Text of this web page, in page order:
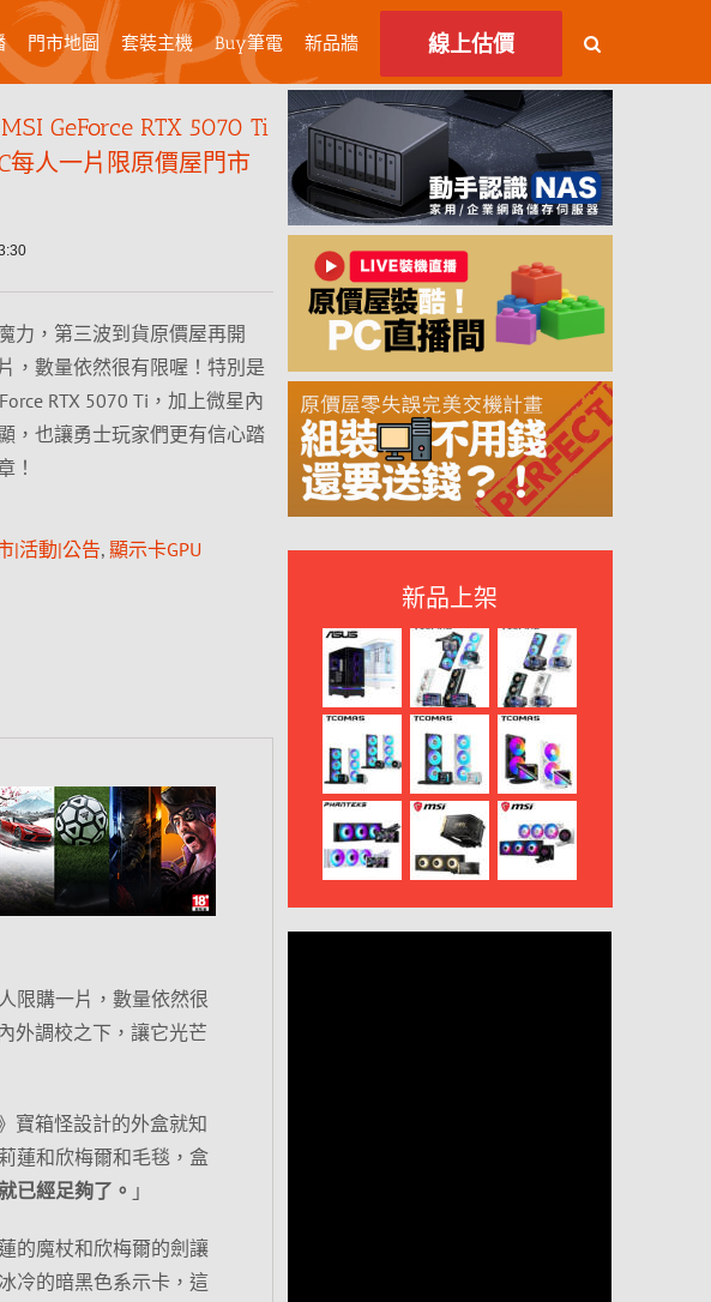
門市地圖 套裝主機 Buy筆電 新品牆 線上估價
GeForce RTX 5070 Ti
每人一片限原價屋門市
力，第三波到貨原價屋再開
，數量依然很有限喔！特別是
RTX 5070 Ti，加上微星內
，也讓勇士玩家們更有信心踏
！
|活動|公告, 顯示卡GPU
限購一片，數量依然很
外調校之下，讓它光芒
寶箱怪設計的外盒就知
蓮和欣梅爾和毛毯，盒
已經足夠了。 」
的魔杖和欣梅爾的劍讓
冷的暗黑色系示卡，這
新品上架